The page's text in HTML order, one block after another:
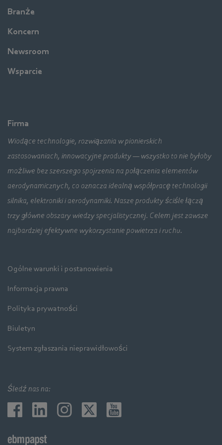
Branże
Koncern
Newsroom
Wsparcie
Firma
Wiodące technologie, rozwiązania w pionierskich
zastosowaniach, innowacyjne produkty — wszystko to nie byłoby
możliwe bez szerszego spojrzenia na połączenia elementów
aerodynamicznych, co oznacza idealną współpracę technologii
silnika, elektroniki i aerodynamiki. Nasze produkty ściśle łączą
trzy główne obszary wiedzy specjalistycznej. Celem jest zawsze
najbardziej efektywne wykorzystanie powietrza i ruchu.
Ogólne warunki i postanowienia
Informacja prawna
Polityka prywatności
Biuletyn
System zgłaszania nieprawidłowości
Śledź nas na: